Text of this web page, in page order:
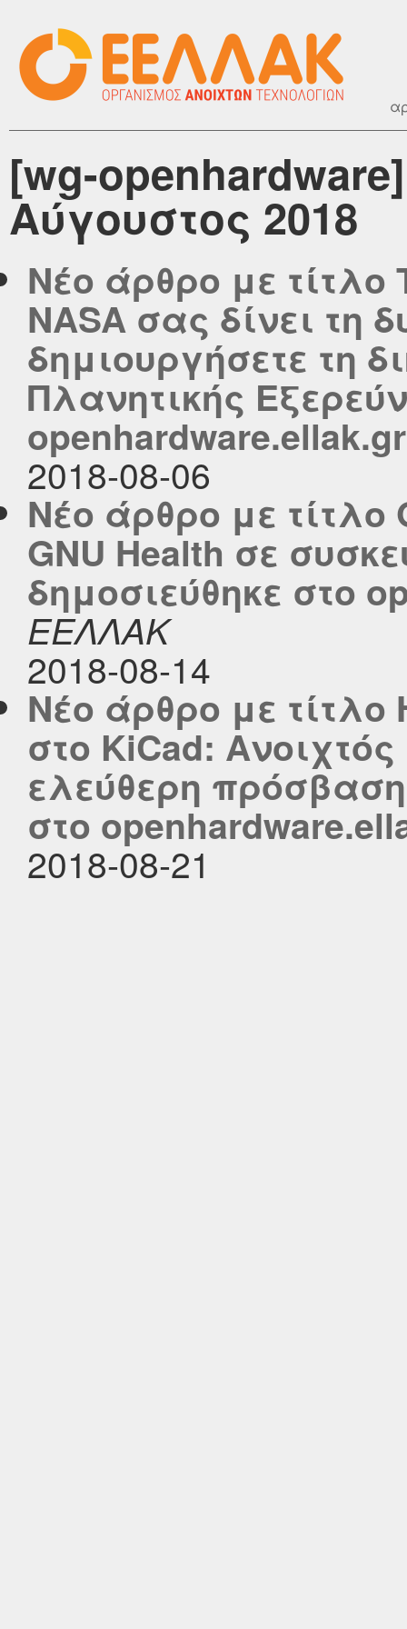
[wg-
Αύγουστος 2018
Νέο άρθρο με τίτλο
NASA σας δίνει τη
δημιουργήσετε τη
Πλανητικής
openhardware.ellak.gr
2018-08-06
Νέο άρθρο με τίτλο
GNU Health σε
δημοσιεύθηκε στο
ΕΕΛΛΑΚ
2018-08-14
Νέο άρθρο με τίτλο
στο KiCad:
ελεύθερη
στο
2018-08-21